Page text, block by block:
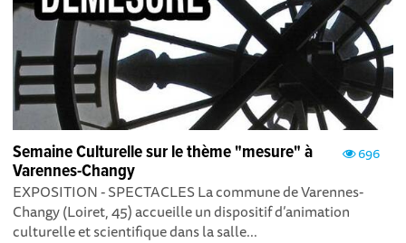
696
Semaine Culturelle sur le thème "mesure" à
Varennes-Changy
EXPOSITION - SPECTACLES La commune de Varennes-
Changy (Loiret, 45) accueille un dispositif d’animation
culturelle et scientifique dans la salle...